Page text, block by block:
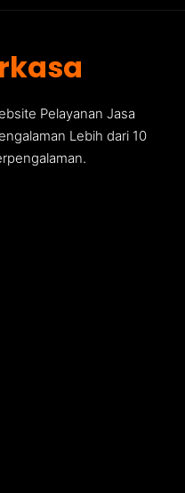
Pelayanan Jasa
Lebih dari 10